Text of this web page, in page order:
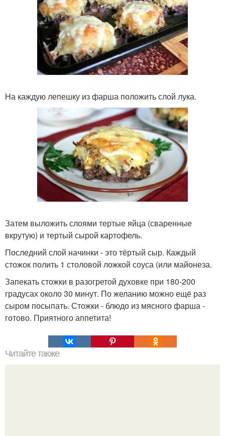
На каждую лепешку из фарша положить слой лука.
Затем выложить слоями тертые яйца (сваренные
вкрутую) и тертый сырой картофель.
Последний слой начинки - это тёртый сыр. Каждый
стожок полить 1 столовой ложкой соуса (или майонеза.
Запекать стожки в разогретой духовке при 180-200
градусах около 30 минут. По желанию можно ещё раз
сыром посыпать. Стожки - блюдо из мясного фарша -
готово. Приятного аппетита!
Читайте также